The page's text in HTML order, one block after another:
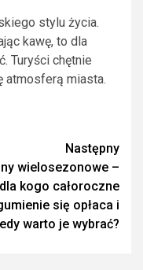
stylu życia.
kawę, to dla
Turyści chętnie
atmosferą miasta.
Następny
wielosezonowe –
dla kogo całoroczne
się opłaca i
warto je wybrać?